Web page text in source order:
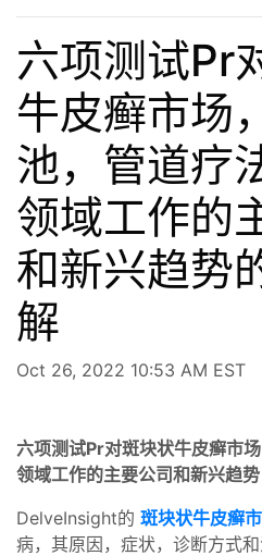
六项测试Pr
牛皮癣市场
池，管道疗
领域工作的
和新兴趋势
解
Oct 26, 2022 10:53 AM EST
六项测试Pr对斑块状牛皮癣市
领域工作的主要公司和新兴趋
DelveInsight的 斑块状牛皮癣
病，其原因，症状，诊断方式